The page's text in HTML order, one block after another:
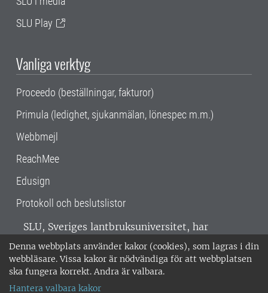
Denna webbplats använder kakor (cookies), som lagras i din
webbläsare. Vissa kakor är nödvändiga för att webbplatsen
ska fungera korrekt. Andra är valbara.
Hantera valbara kakor
SLU Play
Vanliga verktyg
Proceedo (beställningar, fakturor)
Primula (ledighet, sjukanmälan, lönespec m.m.)
Webbmejl
ReachMee
Edusign
Protokoll och beslutslistor
SLU, Sveriges lantbruksuniversitet, har
verksamhet över hela Sverige. Huvudorter är
Alnarp, Uppsala och Umeå.SLU är
miljöcertifierat enligt ISO 14001. •
018-67 10 00 • Org nr: 202100-2817 •